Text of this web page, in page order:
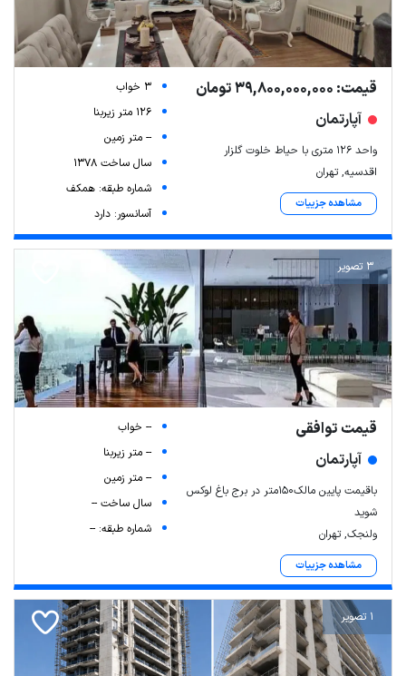
قیمت: 39,800,000,000 تومان
آپارتمان
واحد ۱۲۶ متری با حیاط خلوت گلزار
اقدسیه, تهران
مشاهده جزییات
3 خواب
126 متر زیربنا
-- متر زمین
سال ساخت 1378
شماره طبقه: همکف
آسانسور: دارد
3 تصویر
قیمت توافقی
آپارتمان
باقیمت پایین مالک۱۵۰متر در برج‌ باغ لوکس
شوید
ولنجک, تهران
مشاهده جزییات
-- خواب
-- متر زیربنا
-- متر زمین
سال ساخت --
شماره طبقه: --
1 تصویر